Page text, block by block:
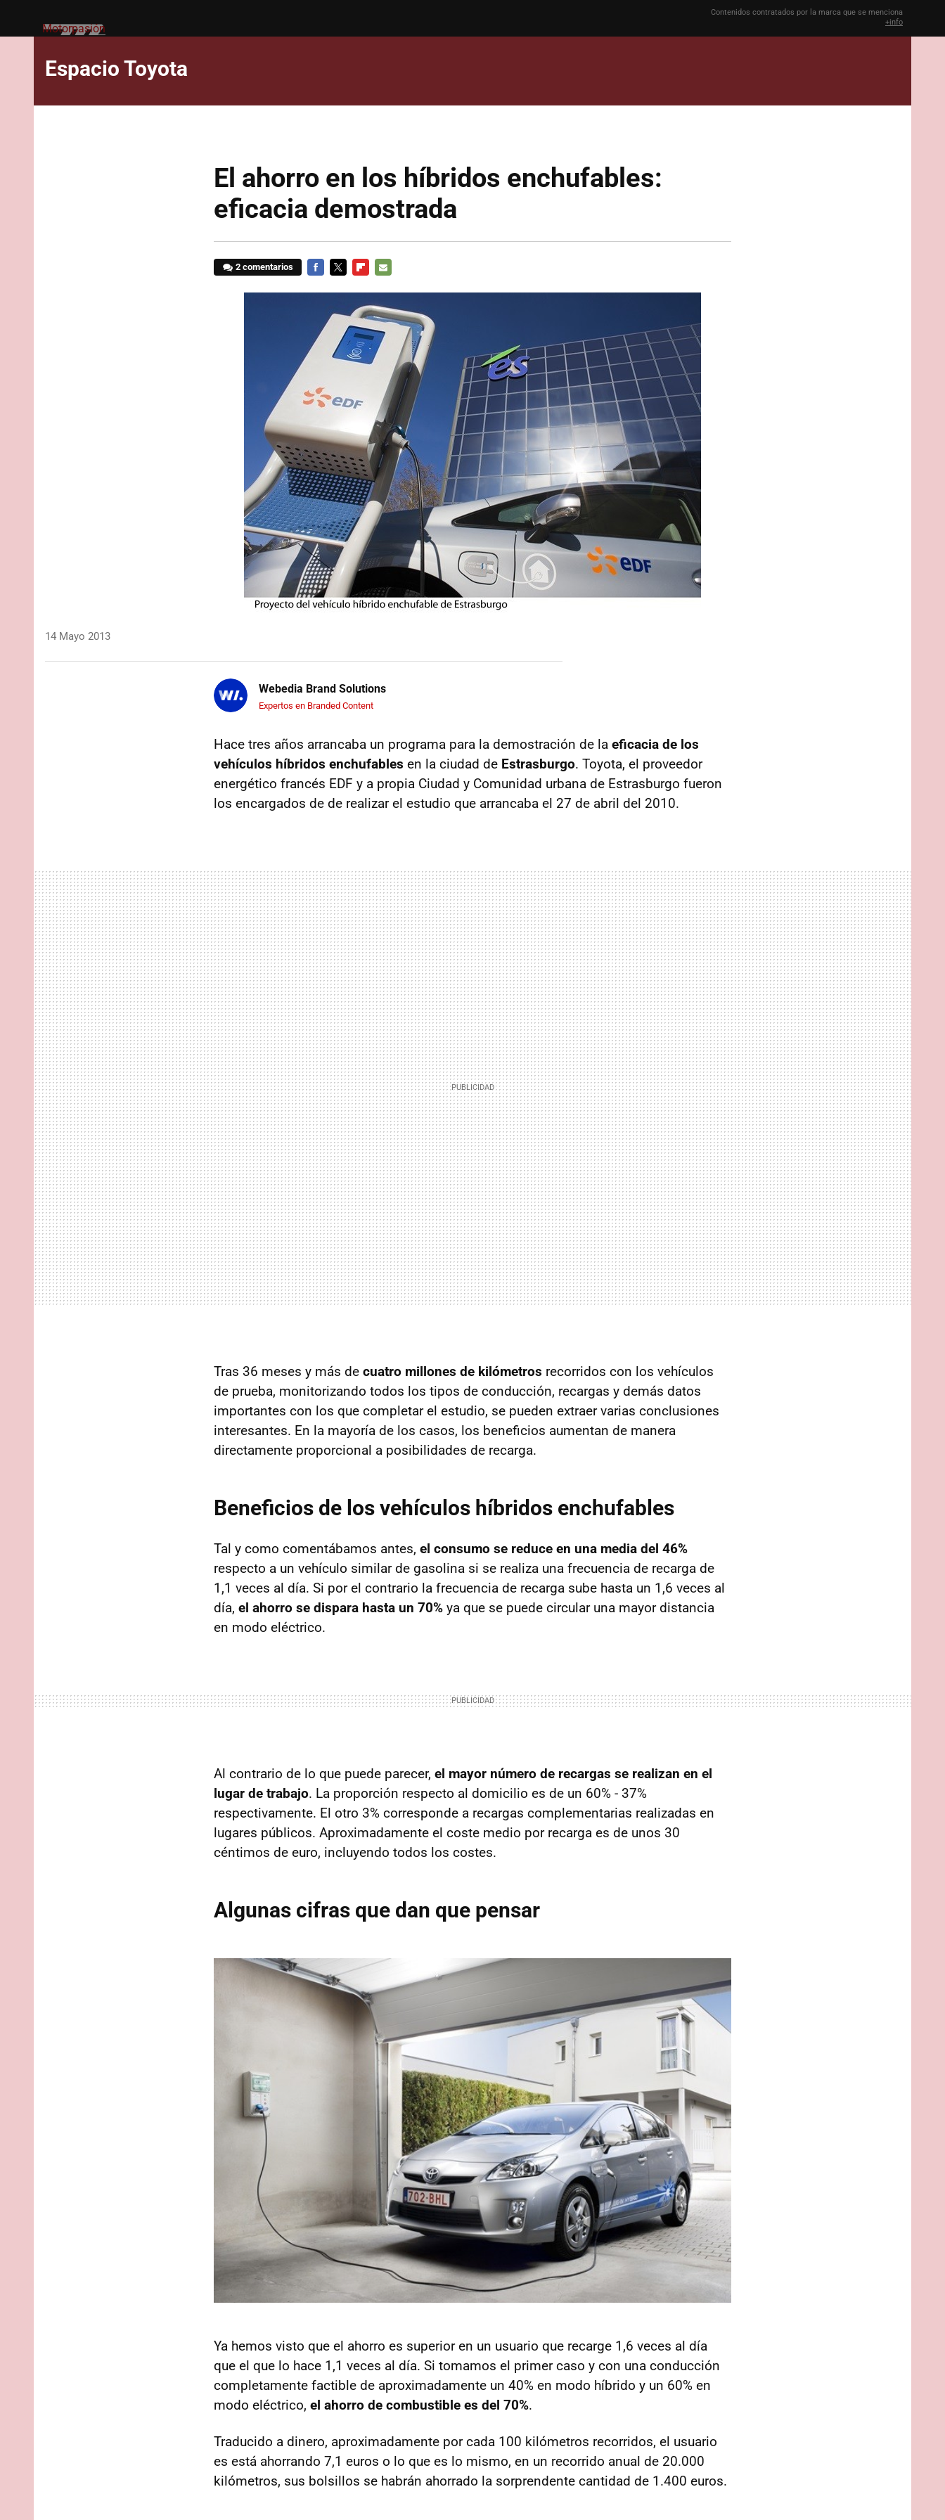
Contenidos contratados por la marca que se menciona
+info
Motorpasión
Espacio Toyota
El ahorro en los híbridos enchufables:
eficacia demostrada
2 comentarios
14 Mayo 2013
Webedia Brand Solutions
Expertos en Branded Content
Hace tres años arrancaba un programa para la demostración de la eficacia de los
vehículos híbridos enchufables en la ciudad de Estrasburgo. Toyota, el proveedor
energético francés EDF y a propia Ciudad y Comunidad urbana de Estrasburgo fueron
los encargados de de realizar el estudio que arrancaba el 27 de abril del 2010.
Tras 36 meses y más de cuatro millones de kilómetros recorridos con los vehículos
de prueba, monitorizando todos los tipos de conducción, recargas y demás datos
importantes con los que completar el estudio, se pueden extraer varias conclusiones
interesantes. En la mayoría de los casos, los beneficios aumentan de manera
directamente proporcional a posibilidades de recarga.
Beneficios de los vehículos híbridos enchufables
Tal y como comentábamos antes, el consumo se reduce en una media del 46%
respecto a un vehículo similar de gasolina si se realiza una frecuencia de recarga de
1,1 veces al día. Si por el contrario la frecuencia de recarga sube hasta un 1,6 veces al
día, el ahorro se dispara hasta un 70% ya que se puede circular una mayor distancia
en modo eléctrico.
Al contrario de lo que puede parecer, el mayor número de recargas se realizan en el
lugar de trabajo. La proporción respecto al domicilio es de un 60% - 37%
respectivamente. El otro 3% corresponde a recargas complementarias realizadas en
lugares públicos. Aproximadamente el coste medio por recarga es de unos 30
céntimos de euro, incluyendo todos los costes.
Algunas cifras que dan que pensar
Ya hemos visto que el ahorro es superior en un usuario que recarge 1,6 veces al día
que el que lo hace 1,1 veces al día. Si tomamos el primer caso y con una conducción
completamente factible de aproximadamente un 40% en modo híbrido y un 60% en
modo eléctrico, el ahorro de combustible es del 70%.
Traducido a dinero, aproximadamente por cada 100 kilómetros recorridos, el usuario
es está ahorrando 7,1 euros o lo que es lo mismo, en un recorrido anual de 20.000
kilómetros, sus bolsillos se habrán ahorrado la sorprendente cantidad de 1.400 euros.